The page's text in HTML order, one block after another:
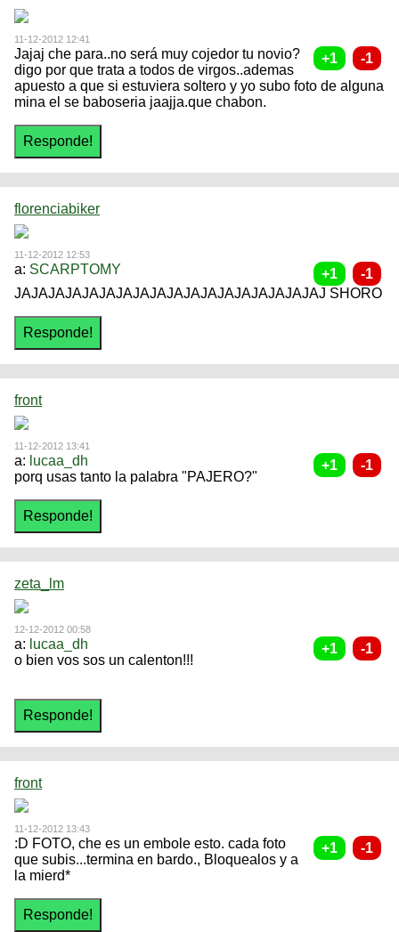
11-12-2012 12:41
Jajaj che para..no será muy cojedor tu novio?
digo por que trata a todos de virgos..ademas
apuesto a que si estuviera soltero y yo subo foto de alguna
mina el se baboseria jaajja.que chabon.
florenciabiker
11-12-2012 12:53
a: SCARPTOMY
JAJAJAJAJAJAJAJAJAJAJAJAJAJAJAJAJAJAJ SHORO
front
11-12-2012 13:41
a: lucaa_dh
porq usas tanto la palabra "PAJERO?"
zeta_lm
12-12-2012 00:58
a: lucaa_dh
o bien vos sos un calenton!!!
front
11-12-2012 13:43
:D FOTO, che es un embole esto. cada foto
que subis...termina en bardo., Bloquealos y a
la mierd*